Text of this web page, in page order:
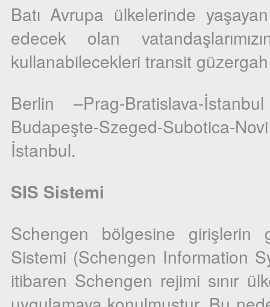
Batı Avrupa ülkelerinde
edecek olan
kullanabilecekleri transit
Berlin –Prag-Bratislava-
Budapeşte-Szeged-Subotica-
İstanbul.
SIS Sistemi
Schengen bölgesine girişlerin
Sistemi (Schengen Information
itibaren Schengen rejimi sınır